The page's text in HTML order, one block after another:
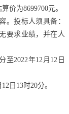
价为8699700元。
。投标人须具备：
要求业绩，并在人
至2022年12月12日
日13时20分。